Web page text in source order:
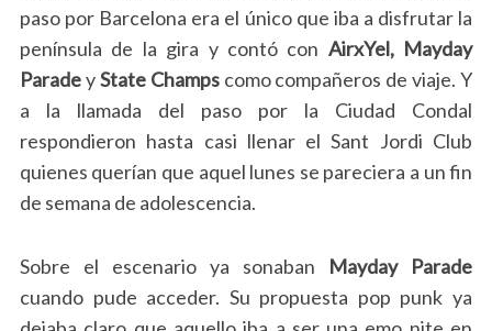
paso por Barcelona era el único que iba a disfrutar la
península de la gira y contó con AirxYel, Mayday
ParadeyState Champscomo compañeros de viaje. Y
a la llamada del paso por la Ciudad Condal
respondieron hasta casi llenar el Sant Jordi Club
quienes querían que aquel lunes se pareciera a un fin
de semana de adolescencia.
Sobre el escenario ya sonaban Mayday Parade
cuando pude acceder. Su propuesta pop punk ya